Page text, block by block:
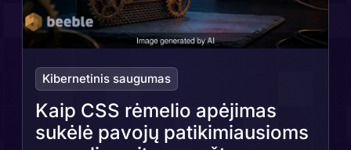
Kibernetinis saugumas
Kaip CSS rėmelio apėjimas
sukėlė pavojų patikimiausioms